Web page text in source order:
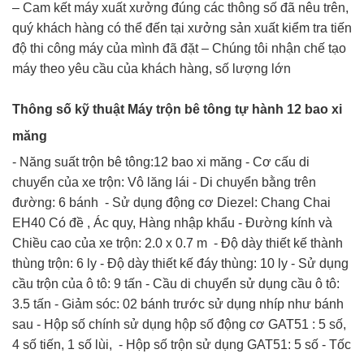
– Cam kết máy xuất xưởng đúng các thông số đã nêu trên,
quý khách hàng có thể đến tại xưởng sản xuất kiểm tra tiến
độ thi công máy của mình đã đặt – Chúng tôi nhận chế tạo
máy theo yêu cầu của khách hàng, số lượng lớn
Thông số kỹ thuật Máy trộn bê tông tự hành 12 bao xi
măng
- Năng suất trộn bê tông:12 bao xi măng - Cơ cấu di
chuyển của xe trộn: Vô lăng lái - Di chuyển bằng trên
đường: 6 bánh - Sử dụng động cơ Diezel: Chang Chai
EH40 Có đề , Ác quy, Hàng nhập khẩu - Đường kính và
Chiều cao của xe trộn: 2.0 x 0.7 m - Độ dày thiết kế thành
thùng trộn: 6 ly - Độ dày thiết kế đáy thùng: 10 ly - Sử dụng
cầu trộn của ô tô: 9 tấn - Cầu di chuyển sử dụng cầu ô tô:
3.5 tấn - Giảm sóc: 02 bánh trước sử dụng nhíp như bánh
sau - Hộp số chính sử dụng hộp số động cơ GAT51 : 5 số,
4 số tiến, 1 số lùi, - Hộp số trộn sử dụng GAT51: 5 số - Tốc